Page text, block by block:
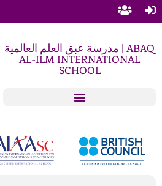
مدرسة عبق العلم العالمية | ABAQ
AL-ILM INTERNATIONAL
SCHOOL